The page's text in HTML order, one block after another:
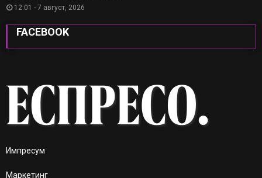
12:01 - 7 август, 2026
FACEBOOK
Импресум
Маркетинг